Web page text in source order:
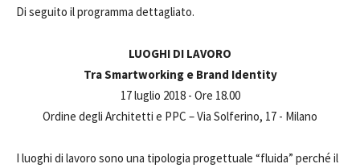
Di seguito il programma dettagliato.
LUOGHI DI LAVORO
Tra Smartworking e Brand Identity
17 luglio 2018 - Ore 18.00
Ordine degli Architetti e PPC – Via Solferino, 17 - Milano
I luoghi di lavoro sono una tipologia progettuale “fluida” perché il